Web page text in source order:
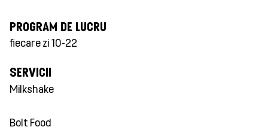
PROGRAM DE LUCRU
fiecare zi 10-22
SERVICII
Milkshake
Bolt Food